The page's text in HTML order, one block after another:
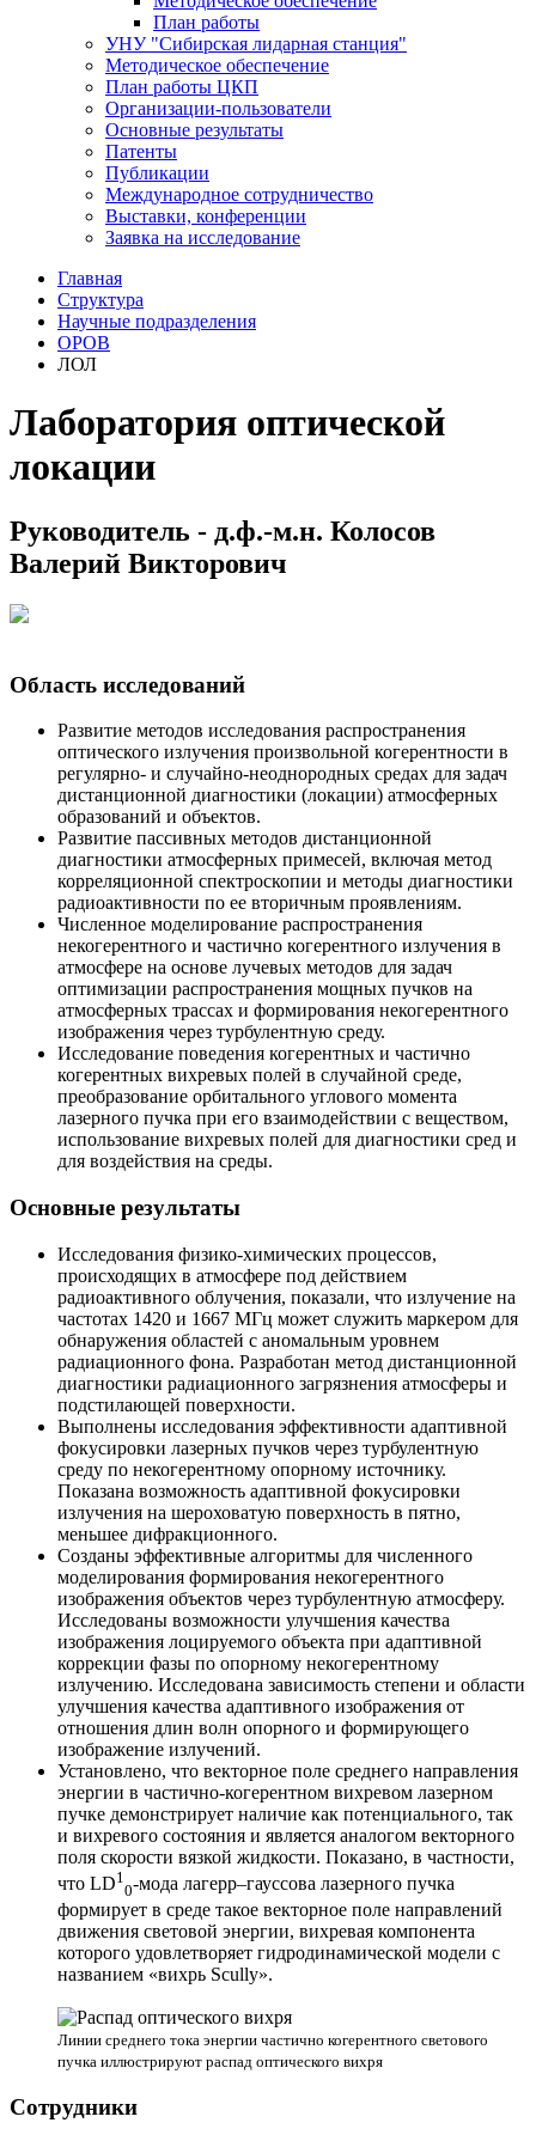
План работы
УНУ "Сибирская лидарная станция"
Методическое обеспечение
План работы ЦКП
Организации-пользователи
Основные результаты
Патенты
Публикации
Международное сотрудничество
Выставки, конференции
Заявка на исследование
Главная
Структура
Научные подразделения
ОРОВ
ЛОЛ
Лаборатория оптической
локации
Руководитель - д.ф.-м.н. Колосов
Валерий Викторович
Область исследований
Развитие методов исследования распространения
оптического излучения произвольной когерентности в
регулярно- и случайно-неоднородных средах для задач
дистанционной диагностики (локации) атмосферных
образований и объектов.
Развитие пассивных методов дистанционной
диагностики атмосферных примесей, включая метод
корреляционной спектроскопии и методы диагностики
радиоактивности по ее вторичным проявлениям.
Численное моделирование распространения
некогерентного и частично когерентного излучения в
атмосфере на основе лучевых методов для задач
оптимизации распространения мощных пучков на
атмосферных трассах и формирования некогерентного
изображения через турбулентную среду.
Исследование поведения когерентных и частично
когерентных вихревых полей в случайной среде,
преобразование орбитального углового момента
лазерного пучка при его взаимодействии с веществом,
использование вихревых полей для диагностики сред и
для воздействия на среды.
Основные результаты
Исследования физико-химических процессов,
происходящих в атмосфере под действием
радиоактивного облучения, показали, что излучение на
частотах 1420 и 1667 МГц может служить маркером для
обнаружения областей с аномальным уровнем
радиационного фона. Разработан метод дистанционной
диагностики радиационного загрязнения атмосферы и
подстилающей поверхности.
Выполнены исследования эффективности адаптивной
фокусировки лазерных пучков через турбулентную
среду по некогерентному опорному источнику.
Показана возможность адаптивной фокусировки
излучения на шероховатую поверхность в пятно,
меньшее дифракционного.
Созданы эффективные алгоритмы для численного
моделирования формирования некогерентного
изображения объектов через турбулентную атмосферу.
Исследованы возможности улучшения качества
изображения лоцируемого объекта при адаптивной
коррекции фазы по опорному некогерентному
излучению. Исследована зависимость степени и области
улучшения качества адаптивного изображения от
отношения длин волн опорного и формирующего
изображение излучений.
Установлено, что векторное поле среднего направления
энергии в частично-когерентном вихревом лазерном
пучке демонстрирует наличие как потенциального, так
и вихревого состояния и является аналогом векторного
поля скорости вязкой жидкости. Показано, в частности,
что LD1
0-мода лагерр–гауссова лазерного пучка
формирует в среде такое векторное поле направлений
движения световой энергии, вихревая компонента
которого удовлетворяет гидродинамической модели с
названием «вихрь Scully».
Линии среднего тока энергии частично когерентного светового
пучка иллюстрируют распад оптического вихря
Сотрудники